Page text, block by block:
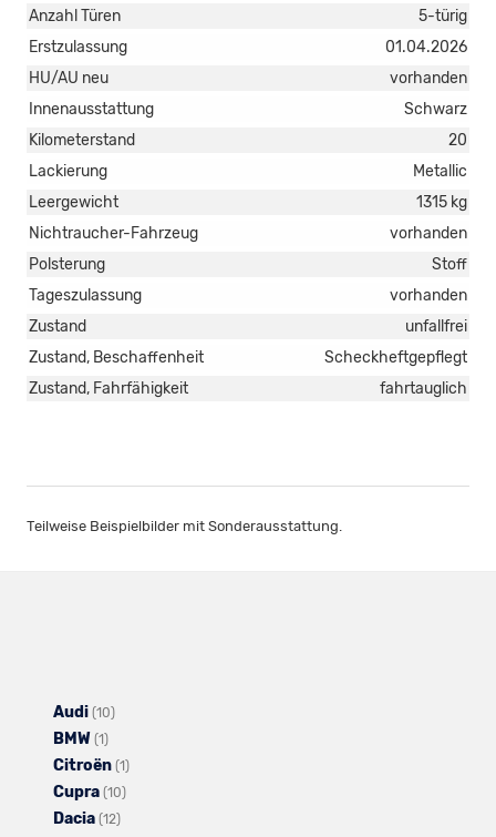
Anzahl Türen
5-türig
Erstzulassung
01.04.2026
HU/AU neu
vorhanden
Innenausstattung
Schwarz
Kilometerstand
20
Lackierung
Metallic
Leergewicht
1315 kg
Nichtraucher-Fahrzeug
vorhanden
Polsterung
Stoff
Tageszulassung
vorhanden
Zustand
unfallfrei
Zustand, Beschaffenheit
Scheckheftgepflegt
Zustand, Fahrfähigkeit
fahrtauglich
Teilweise Beispielbilder mit Sonderausstattung.
Audi (10)
von
Audi
anzeigen
BMW (1)
Fahrzeuge
von
BMW
Citroën (1)
Cupra (10)
Dacia (12)